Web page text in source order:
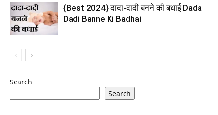
{Best 2024} दादा-दादी बनने की बधाई Dada
Dadi Banne Ki Badhai
Search
Search